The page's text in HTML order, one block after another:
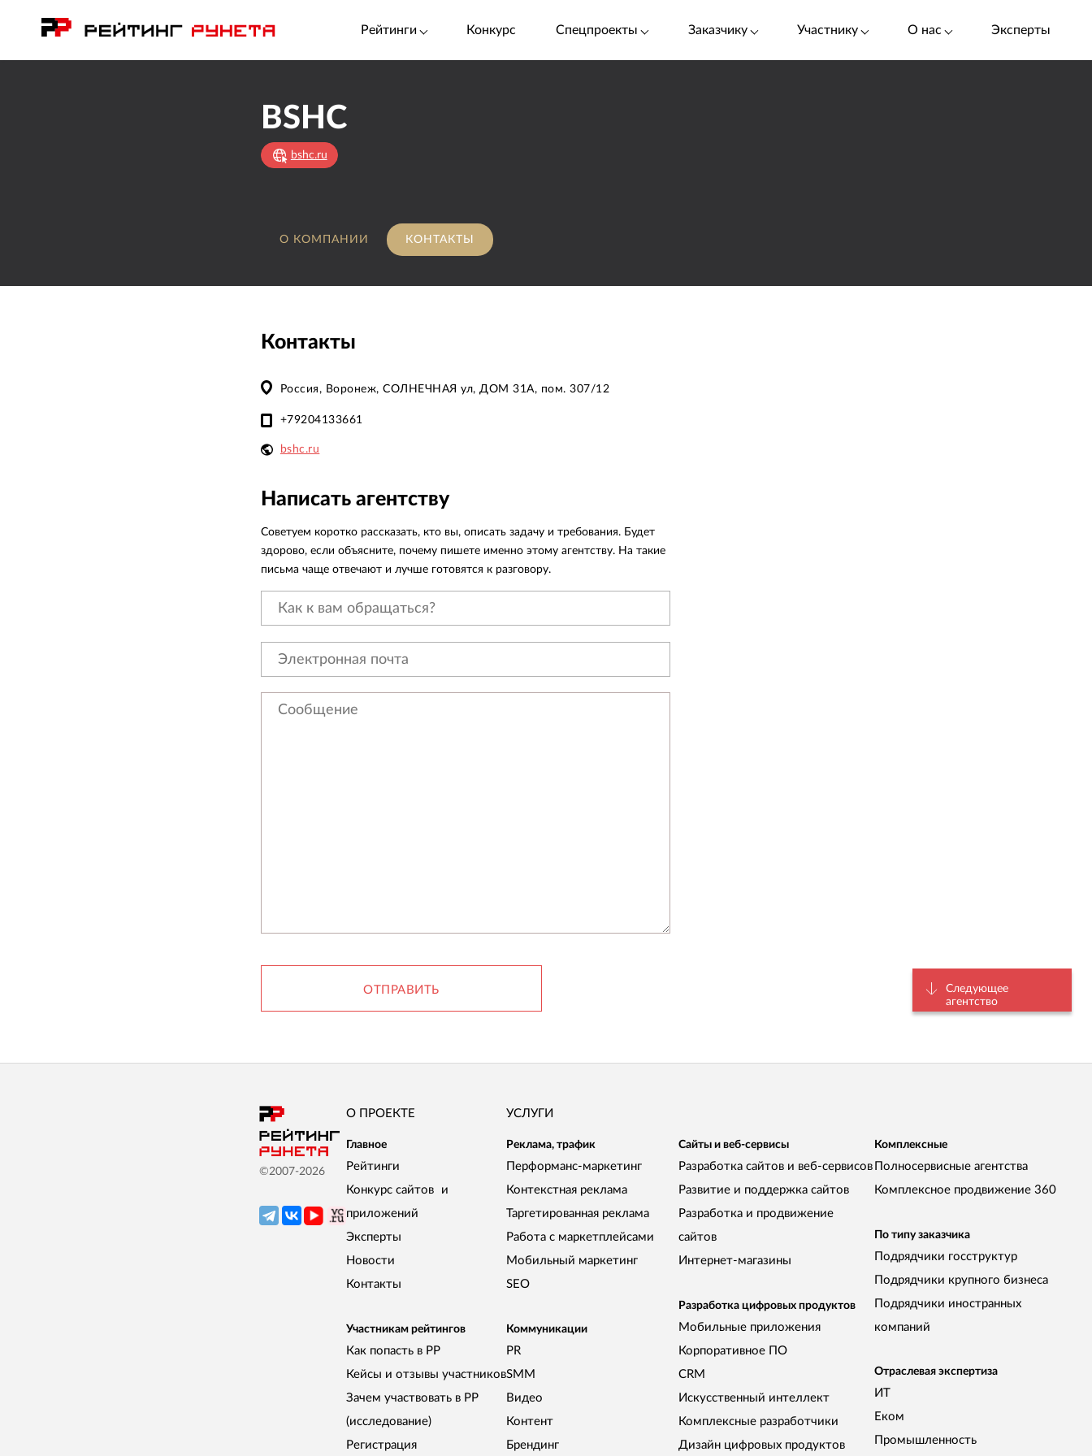
Рейтинги Конкурс Спецпроекты Заказчику Участнику О нас Эксперты
BSHC
bshc.ru
О КОМПАНИИ КОНТАКТЫ
Контакты
Россия, Воронеж, СОЛНЕЧНАЯ ул, ДОМ 31А, пом. 307/12
+79204133661
bshc.ru
Написать агентству
Советуем коротко рассказать, кто вы, описать задачу и требования. Будет
здорово, если объясните, почему пишете именно этому агентству. На такие
письма чаще отвечают и лучше готовятся к разговору.
ОТПРАВИТЬ
Следующее
агентство
©2007-2026
О ПРОЕКТЕ
Главное
Рейтинги
Конкурс сайтов и
приложений
Эксперты
Новости
Контакты
Участникам рейтингов
Как попасть в РР
Кейсы и отзывы участников
Зачем участвовать в РР
(исследование)
Регистрация
УСЛУГИ
Реклама, трафик
Перформанс-маркетинг
Контекстная реклама
Таргетированная реклама
Работа с маркетплейсами
Мобильный маркетинг
SEO
Коммуникации
PR
SMM
Видео
Контент
Брендинг
Сайты и веб-сервисы
Разработка сайтов и веб-сервисов
Развитие и поддержка сайтов
Разработка и продвижение
сайтов
Интернет-магазины
Разработка цифровых продуктов
Мобильные приложения
Корпоративное ПО
CRM
Искусственный интеллект
Комплексные разработчики
Дизайн цифровых продуктов
Комплексные
Полносервисные агентства
Комплексное продвижение 360
По типу заказчика
Подрядчики госструктур
Подрядчики крупного бизнеса
Подрядчики иностранных
компаний
Отраслевая экспертиза
ИТ
Еком
Промышленность